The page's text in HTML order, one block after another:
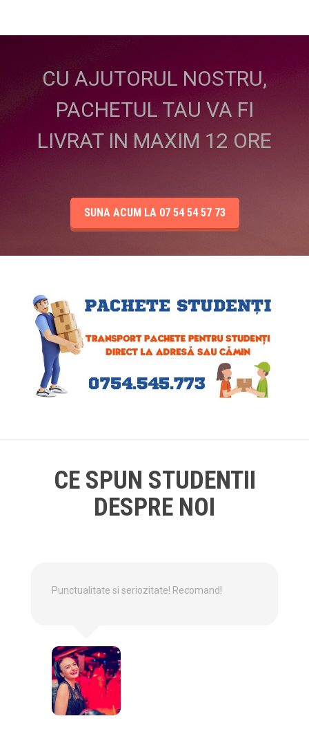
CU AJUTORUL NOSTRU,
PACHETUL TAU VA FI
LIVRAT IN MAXIM 12 ORE
SUNA ACUM LA 07 54 54 57 73
CE SPUN STUDENTII
DESPRE NOI
Punctualitate si seriozitate! Recomand!